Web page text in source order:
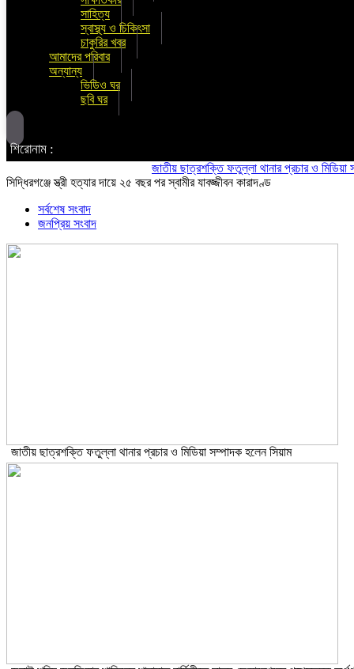
সাহিত্য
স্বাস্থ্য ও চিকিৎসা
চাকুরির খবর
আমাদের পরিবার
অন্যান্য
ভিডিও ঘর
ছবি ঘর
শিরোনাম :
জাতীয় ছাত্রশক্তি ফতুল্লা থানার প্রচার ও মিডিয়া সম্পাদক
সিদ্ধিরগঞ্জে স্ত্রী হত্যার দায়ে ২৫ বছর পর স্বামীর যাবজ্জীবন কারাদণ্ড
সর্বশেষ সংবাদ
জনপ্রিয় সংবাদ
জাতীয় ছাত্রশক্তি ফতুল্লা থানার প্রচার ও মিডিয়া সম্পাদক হলেন সিয়াম